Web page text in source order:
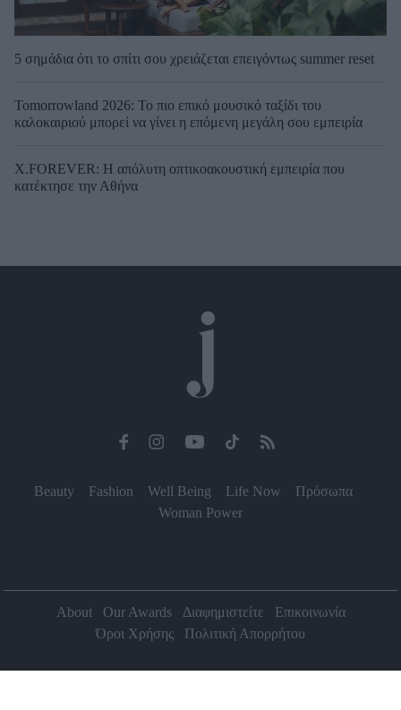
5 σημάδια ότι το σπίτι σου χρειάζεται επειγόντως summer reset
Tomorrowland 2026: Το πιο επικό μουσικό ταξίδι του
καλοκαιριού μπορεί να γίνει η επόμενη μεγάλη σου εμπειρία
X.FOREVER: Η απόλυτη οπτικοακουστική εμπειρία που
κατέκτησε την Αθήνα
Beauty Fashion Well Being Life Now
Πρόσωπα
Woman Power
About Our Awards Διαφημιστείτε
Επικοινωνία
Όροι Χρήσης
Πολιτική Απορρήτου